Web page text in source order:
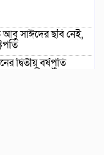
আবু সাঈদের ছবি নেই,
দ্বিতীয় বর্ষপূর্তি
১১ দলীয় ঐক্যের